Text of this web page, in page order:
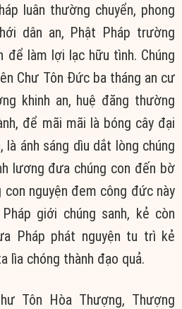
luân thường chuyển, phong
dân an, Phật Pháp trường
để làm lợi lạc hữu tình. Chúng
Chư Tôn Đức ba tháng an cư
khinh an, huệ đăng thường
để mãi mãi là bóng cây đại
ánh sáng dìu dắt lòng chúng
lương đưa chúng con đến bờ
con nguyện đem công đức này
giới chúng sanh, kẻ còn
Pháp phát nguyện tu trì kẻ
lìa chóng thành đạo quả.
Tôn Hòa Thượng, Thượng